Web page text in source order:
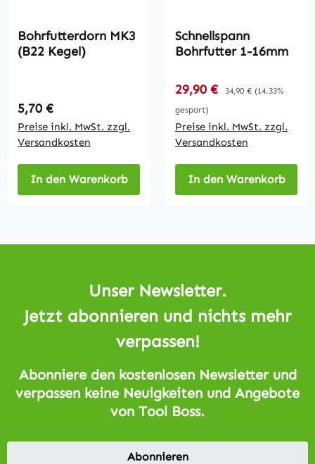
Bohrfutterdorn MK3
(B22 Kegel)
Regulärer Preis:
5,70 €
Preise inkl. MwSt. zzgl.
Versandkosten
In den Warenkorb
Schnellspann
Bohrfutter 1-16mm
Verkaufspreis:
29,90 € Regulärer Preis:
34,90 € (14.33%
gespart)
Preise inkl. MwSt. zzgl.
Versandkosten
In den Warenkorb
Unser Newsletter.
Jetzt abonnieren und nichts mehr
verpassen!
Abonniere den kostenlosen Newsletter und
verpassen keine Neuigkeiten und Angebote
von Tool Boss.
Abonnieren